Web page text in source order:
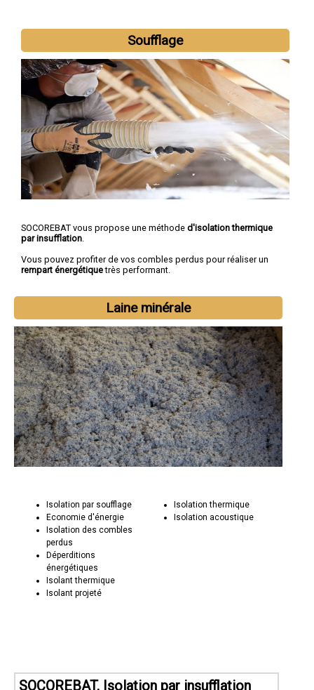
Soufflage
SOCOREBAT vous propose une méthode d'isolation thermique
par insufflation.
Vous pouvez profiter de vos combles perdus pour réaliser un
rempart énergétiquetrès performant.
Laine minérale
Isolation par soufflage
Economie d'énergie
Isolation des combles
perdus
Déperditions
énergétiques
Isolant thermique
Isolant projeté
Isolation thermique
Isolation acoustique
SOCOREBAT, Isolation par insufflation